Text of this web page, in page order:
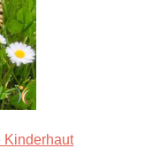
Kinderhaut